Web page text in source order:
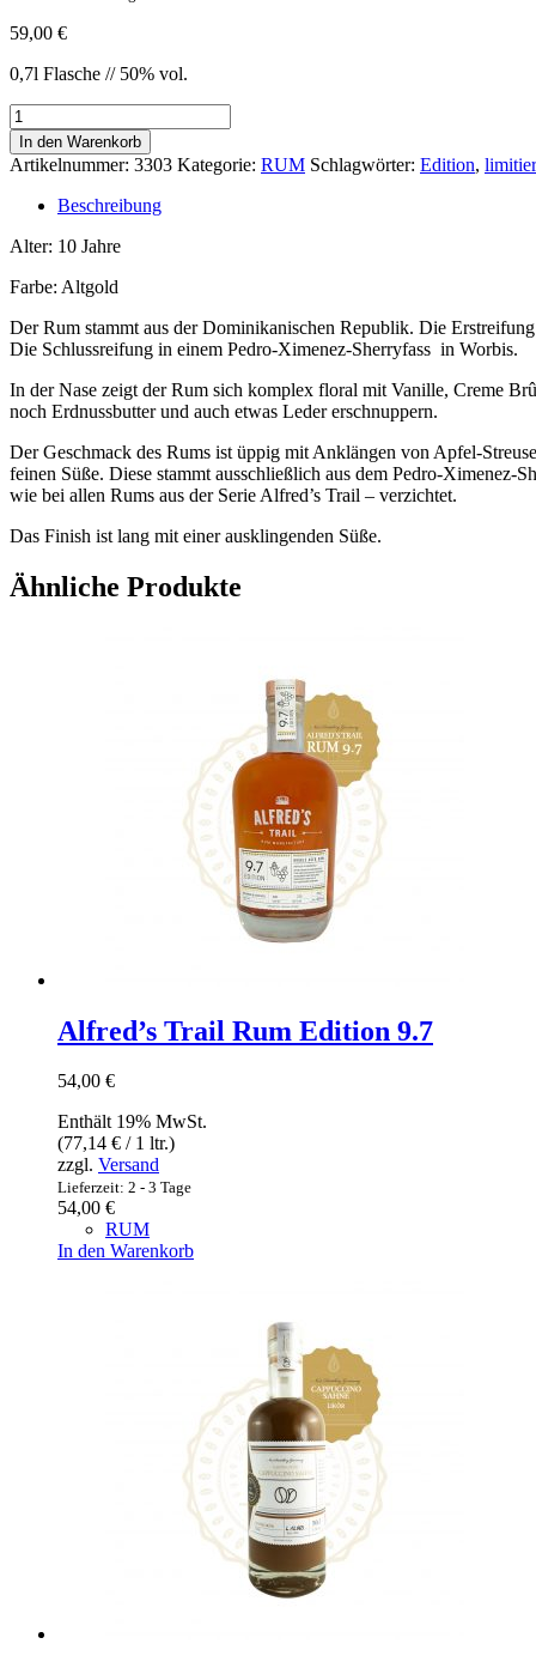
59,00 €
0,7l Flasche // 50% vol.
Alfred
´s
Trail
Rum
Edition
8.28
In den Warenkorb
Artikelnummer: 3303 Kategorie: RUM Schlagwörter: Edition,
Beschreibung
Alter: 10 Jahre
Farbe: Altgold
Der Rum stammt aus der Dominikanischen Republik. Die
Die Schlussreifung in einem Pedro-Ximenez-Sherryfass in Worbis.
In der Nase zeigt der Rum sich komplex floral mit Vanille, Creme
noch Erdnussbutter und auch etwas Leder erschnuppern.
Der Geschmack des Rums ist üppig mit Anklängen von Apfel-
feinen Süße. Diese stammt ausschließlich aus dem Pedro-Ximenez-
wie bei allen Rums aus der Serie Alfred’s Trail – verzichtet.
Das Finish ist lang mit einer ausklingenden Süße.
Ähnliche Produkte
Alfred’s Trail Rum Edition 9.7
54,00 €
Enthält 19% MwSt.
(77,14 € / 1 ltr.)
zzgl. Versand
Lieferzeit: 2 - 3 Tage
54,00 €
RUM
In den Warenkorb